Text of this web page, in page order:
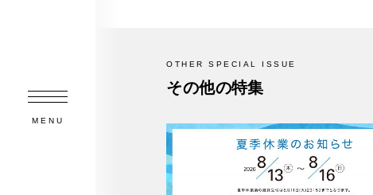
MENU
OTHER SPECIAL ISSUE
その他の特集